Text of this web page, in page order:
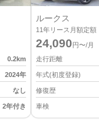
0.2km
2024年
なし
2年付き
ルークス
11年リース月額定額
24,090 円〜/月
走行距離
年式(初度登録)
修復歴
車検